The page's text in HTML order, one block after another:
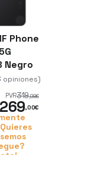
Phone
Negro
opiniones)
PVR319,98€
269,00€